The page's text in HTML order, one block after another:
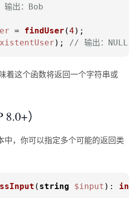
出：Bob
= findUser (4
); // 输出：NULL
着这个函数将返回一个字符串或
）
中，你可以指定多个可能的返回类
( string $input ): int